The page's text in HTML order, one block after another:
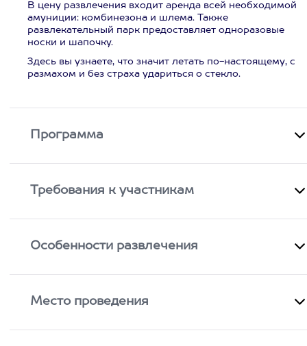
В цену развлечения входит аренда всей необходимой
амуниции: комбинезона и шлема. Также
развлекательный парк предоставляет одноразовые
носки и шапочку.
Здесь вы узнаете, что значит летать по-настоящему, с
размахом и без страха удариться о стекло.
Программа
Требования к участникам
Особенности развлечения
Место проведения